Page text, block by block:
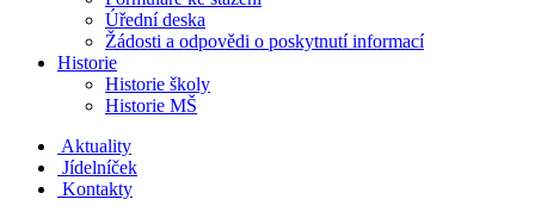
Úřední deska
Žádosti a odpovědi o poskytnutí informací
Historie
Historie školy
Historie MŠ
Aktuality
Jídelníček
Kontakty